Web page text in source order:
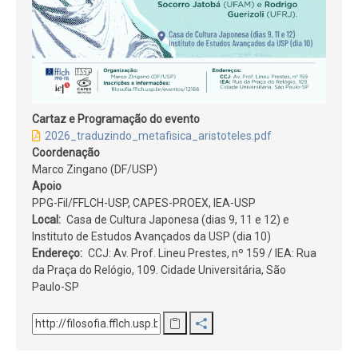
Cartaz e Programação do evento
2026_traduzindo_metafisica_aristoteles.pdf
Coordenação
Marco Zingano (DF/USP)
Apoio
PPG-Fil/FFLCH-USP, CAPES-PROEX, IEA-USP
Local
Casa de Cultura Japonesa (dias 9, 11 e 12) e
Instituto de Estudos Avançados da USP (dia 10)
Endereço
CCJ: Av. Prof. Lineu Prestes, nº 159 / IEA: Rua
da Praça do Relógio, 109. Cidade Universitária, São
Paulo-SP